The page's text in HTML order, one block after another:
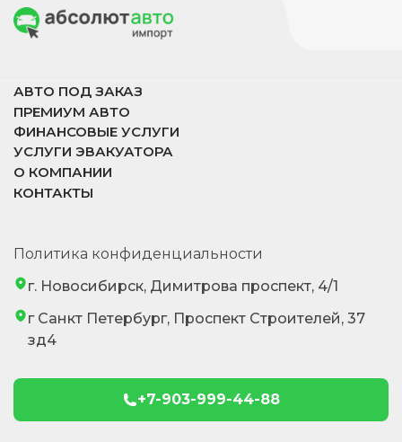
АВТО ПОД ЗАКАЗ
ПРЕМИУМ АВТО
ФИНАНСОВЫЕ УСЛУГИ
УСЛУГИ ЭВАКУАТОРА
О КОМПАНИИ
КОНТАКТЫ
Политика конфиденциальности
г. Новосибирск, Димитрова проспект, 4/1
г Санкт Петербург, Проспект Строителей, 37
зд4
+7-903-999-44-88